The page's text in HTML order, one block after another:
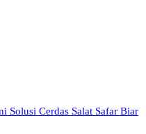
Solusi Cerdas Salat Safar Biar